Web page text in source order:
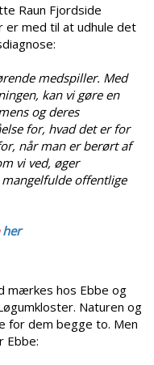
Raun Fjordside
er med til at udhule det
medspiller. Med
kan vi gøre en
og deres
for, hvad det er for
når man er berørt af
vi ved, øger
offentlige
her
mærkes hos Ebbe og
Naturen og
for dem begge to. Men
Ebbe: